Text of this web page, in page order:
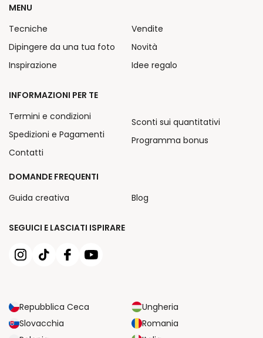
SEGUICI E LASCIATI ISPIRARE
Repubblica Ceca
Ungheria
Slovacchia
Romania
MENU
Tecniche
Dipingere da una tua foto
Inspirazione
Vendite
Novità
Idee regalo
INFORMAZIONI PER TE
Termini e condizioni
Spedizioni e Pagamenti
Contatti
Sconti sui quantitativi
Programma bonus
DOMANDE FREQUENTI
Guida creativa
Blog